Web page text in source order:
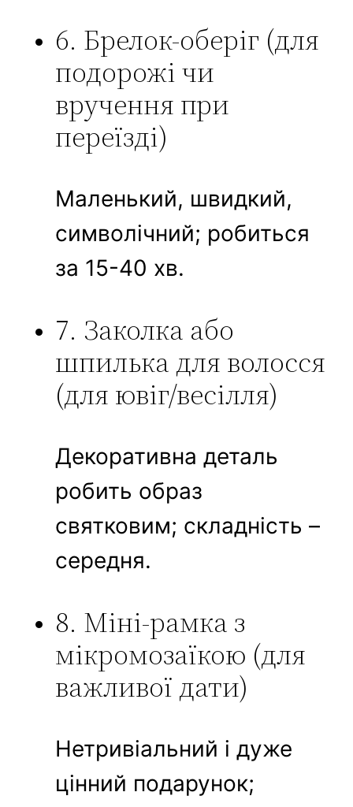
6. Брелок-оберіг (для
подорожі чи
вручення при
переїзді)
Маленький, швидкий,
символічний; робиться
за 15-40 хв.
7. Заколка або
шпилька для волосся
(для ювіг/весілля)
Декоративна деталь
робить образ
святковим; складність –
середня.
8. Міні-рамка з
мікромозаїкою (для
важливої дати)
Нетривіальний і дуже
цінний подарунок;